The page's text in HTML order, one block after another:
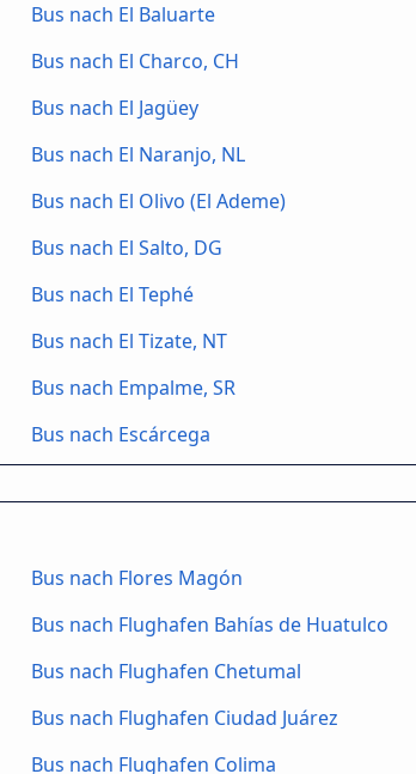
Bus nach El Baluarte
Bus nach El Charco, CH
Bus nach El Jagüey
Bus nach El Naranjo, NL
Bus nach El Olivo (El Ademe)
Bus nach El Salto, DG
Bus nach El Tephé
Bus nach El Tizate, NT
Bus nach Empalme, SR
Bus nach Escárcega
Bus nach Flores Magón
Bus nach Flughafen Bahías de Huatulco
Bus nach Flughafen Chetumal
Bus nach Flughafen Ciudad Juárez
Bus nach Flughafen Colima